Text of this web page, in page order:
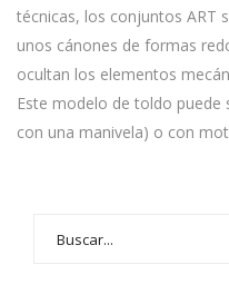
técnicas, los conjuntos ART
unos cánones de formas
ocultan los elementos
Este modelo de toldo puede
con una manivela) o con